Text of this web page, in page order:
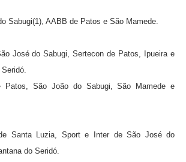
Sabugi(1), AABB de Patos e São Mamede.
José do Sabugi, Sertecon de Patos, Ipueira e
Patos, São João do Sabugi, São Mamede e
Santa Luzia, Sport e Inter de São José do
do Seridó.